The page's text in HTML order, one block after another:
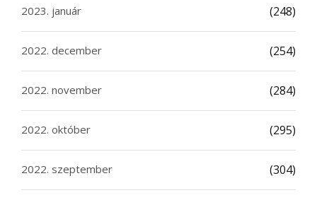
2023. január (248)
2022. december (254)
2022. november (284)
2022. október (295)
2022. szeptember (304)